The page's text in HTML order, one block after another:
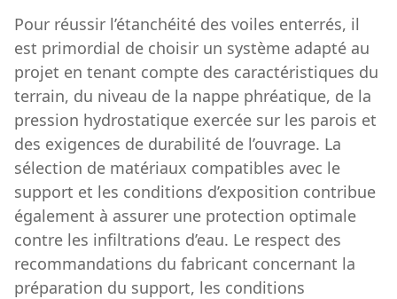
Pour réussir l’étanchéité des voiles enterrés, il
est primordial de choisir un système adapté au
projet en tenant compte des caractéristiques du
terrain, du niveau de la nappe phréatique, de la
pression hydrostatique exercée sur les parois et
des exigences de durabilité de l’ouvrage. La
sélection de matériaux compatibles avec le
support et les conditions d’exposition contribue
également à assurer une protection optimale
contre les infiltrations d’eau. Le respect des
recommandations du fabricant concernant la
préparation du support, les conditions